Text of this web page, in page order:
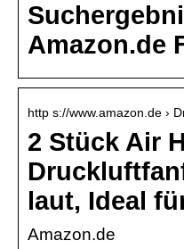
Amazon.de
http s://www.amazon.de ›
2 Stück Air
laut, Ideal
Amazon.de